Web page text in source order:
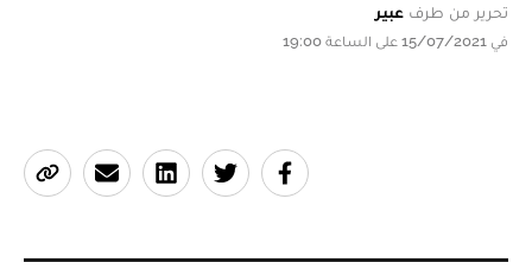
تحرير من طرف عبير
في 15/07/2021 على الساعة 19:00